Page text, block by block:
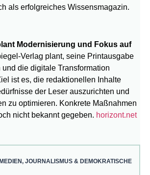
als erfolgreiches Wissensmagazin.
Modernisierung und Fokus auf
Verlag plant, seine Printausgabe
die digitale Transformation
ist es, die redaktionellen Inhalte
der Leser auszurichten und
zu optimieren. Konkrete Maßnahmen
nicht bekannt gegeben. horizont.net
JOURNALISMUS & DEMOKRATISCHE